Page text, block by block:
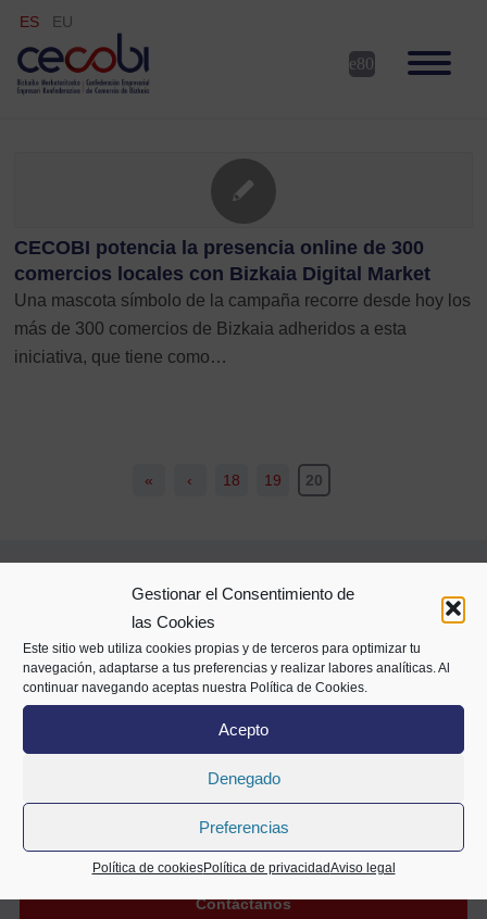
Gestionar el Consentimiento de
las Cookies
Este sitio web utiliza cookies propias y de terceros para optimizar tu
navegación, adaptarse a tus preferencias y realizar labores analíticas. Al
continuar navegando aceptas nuestra Política de Cookies.
Acepto
Denegado
Preferencias
Política de cookiesPolítica de privacidadAviso legal
ES EU
CECOBI potencia la presencia online de 300
comercios locales con Bizkaia Digital Market
Una mascota símbolo de la campaña recorre desde hoy los
más de 300 comercios de Bizkaia adheridos a esta
iniciativa, que tiene como…
« ‹ 18 19 20
2º planta
48009 Bilbao
688 72 05 63
Contáctanos